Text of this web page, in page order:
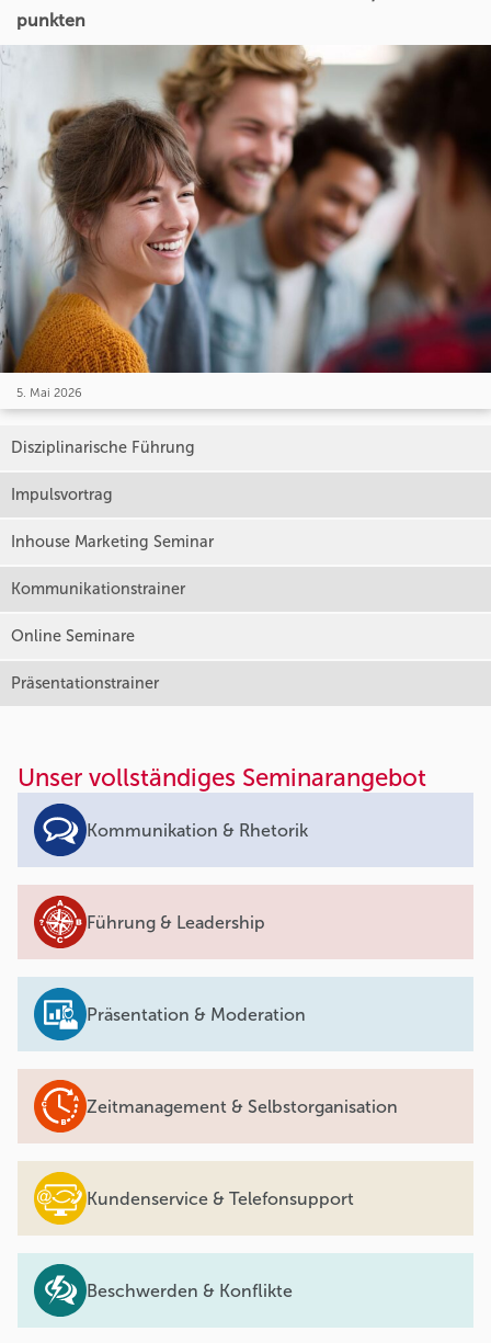
punkten
5. Mai 2026
Disziplinarische Führung
Impulsvortrag
Inhouse Marketing Seminar
Kommunikationstrainer
Online Seminare
Präsentationstrainer
Unser vollständiges Seminarangebot
Kommunikation & Rhetorik
Führung & Leadership
Präsentation & Moderation
Zeitmanagement & Selbstorganisation
Kundenservice & Telefonsupport
Beschwerden & Konflikte